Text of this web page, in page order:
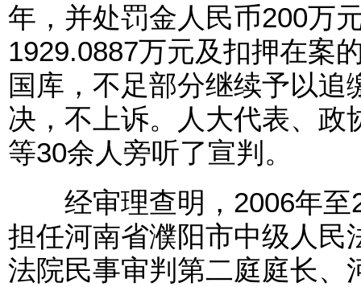
年，并处罚金人民币200万
1929.0887万元及扣押在案
国库，不足部分继续予以
决，不上诉。人大代表、
等30余人旁听了宣判。
经审理查明，2006年至
担任河南省濮阳市中级人民
法院民事审判第二庭庭长、